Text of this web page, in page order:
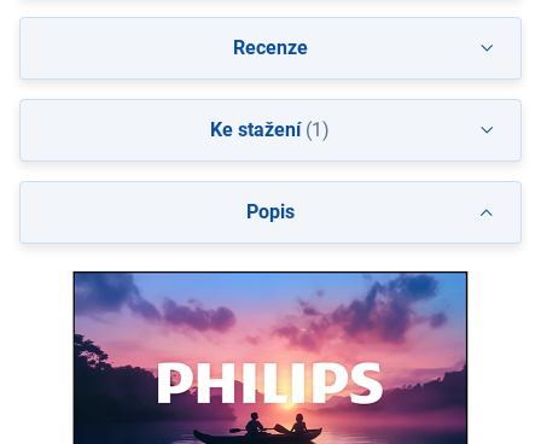
Popis
Recenze
Ke stažení(1)